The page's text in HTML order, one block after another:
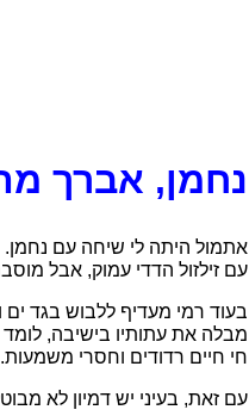
נחמן, אברך
אתמול היתה לי שיחה עם נחמן.
עם זילזול הדדי עמוק, אבל
בעוד רמי מעדיף ללבוש בגד
מבלה את עתותיו בישיבה,
חי חיים רדודים וחסרי משמעות.
עם זאת, בעיני יש דמיון לא